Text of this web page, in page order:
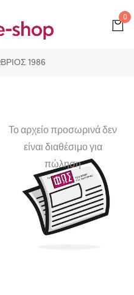
0
1986
Το αρχείο προσωρινά δεν
είναι διαθέσιμο για
πώληση